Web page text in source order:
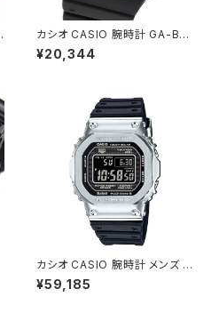
カシオ CASIO 腕時計 GA-B21
00-1A メンズ Gショック G-SH
OCK タフソーラー ブラック
¥20,344
カシオ CASIO 腕時計 メンズ G
MW-B5000-1JF G-SHOCK
クォーツ ブラック シルバー国内
¥59,185